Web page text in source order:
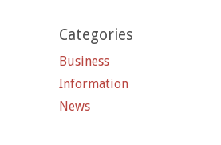
Categories
Business
Information
News